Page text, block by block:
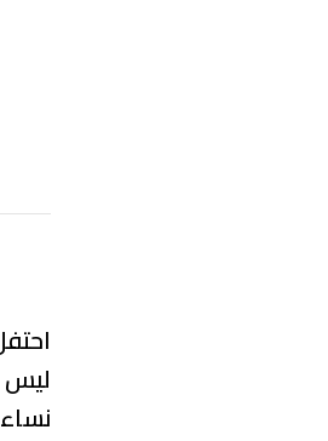
ليس